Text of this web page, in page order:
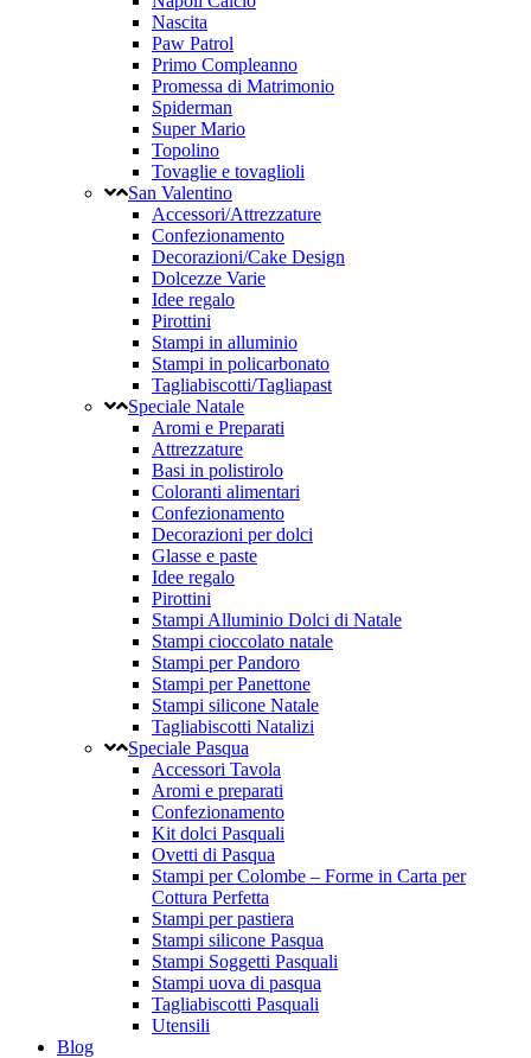
Nascita
Paw Patrol
Primo Compleanno
Promessa di Matrimonio
Spiderman
Super Mario
Topolino
Tovaglie e tovaglioli
San Valentino
Accessori/Attrezzature
Confezionamento
Decorazioni/Cake Design
Dolcezze Varie
Idee regalo
Pirottini
Stampi in alluminio
Stampi in policarbonato
Tagliabiscotti/Tagliapast
Speciale Natale
Aromi e Preparati
Attrezzature
Basi in polistirolo
Coloranti alimentari
Confezionamento
Decorazioni per dolci
Glasse e paste
Idee regalo
Pirottini
Stampi Alluminio Dolci di Natale
Stampi cioccolato natale
Stampi per Pandoro
Stampi per Panettone
Stampi silicone Natale
Tagliabiscotti Natalizi
Speciale Pasqua
Accessori Tavola
Aromi e preparati
Confezionamento
Kit dolci Pasquali
Ovetti di Pasqua
Stampi per Colombe – Forme in Carta per
Cottura Perfetta
Stampi per pastiera
Stampi silicone Pasqua
Stampi Soggetti Pasquali
Stampi uova di pasqua
Tagliabiscotti Pasquali
Utensili
Blog